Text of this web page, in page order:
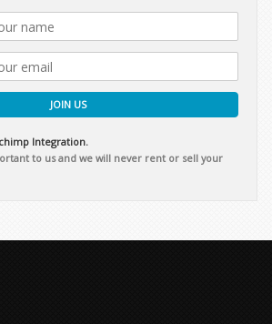
JOIN US
Integration.
to us and we will never rent or sell your